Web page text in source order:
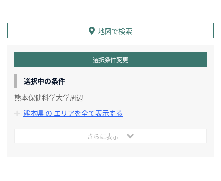
地図で検索
選択条件変更
選択中の条件
熊本保健科学大学周辺
熊本県 の エリアを全て表示する
さらに表示